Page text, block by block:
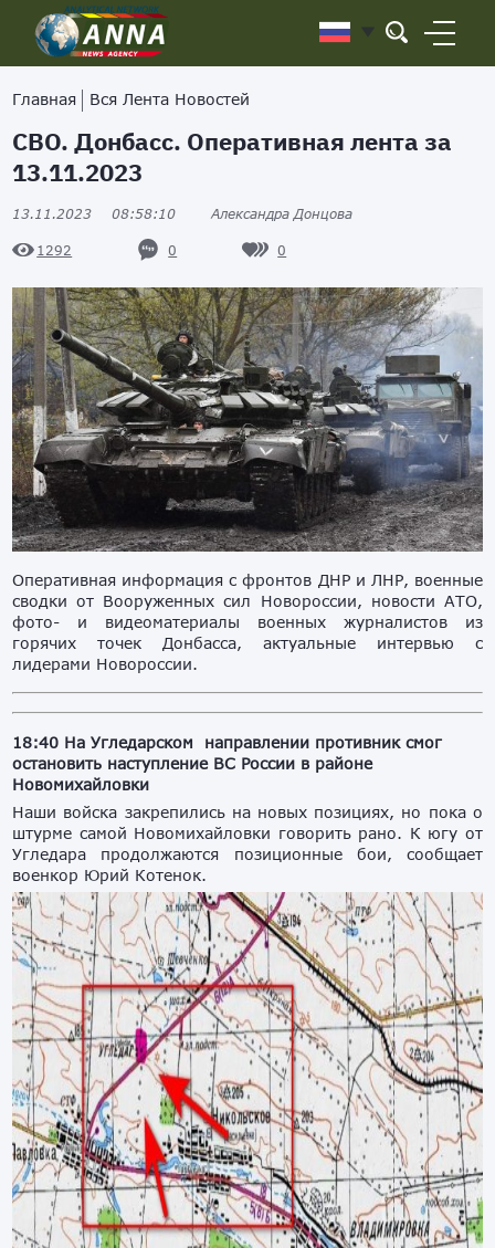
Главная Вся Лента Новостей
СВО. Донбасс. Оперативная лента за
13.11.2023
13.11.2023 08:58:10 Александра Донцова
1292 0 0
Оперативная информация с фронтов ДНР и ЛНР, военные
сводки от Вооруженных сил Новороссии, новости АТО,
фото- и видеоматериалы военных журналистов из
горячих точек Донбасса, актуальные интервью с
лидерами Новороссии.
18:40 На Угледарском направлении противник смог
остановить наступление ВС России в районе
Новомихайловки
Наши войска закрепились на новых позициях, но пока о
штурме самой Новомихайловки говорить рано. К югу от
Угледара продолжаются позиционные бои, сообщает
военкор Юрий Котенок.